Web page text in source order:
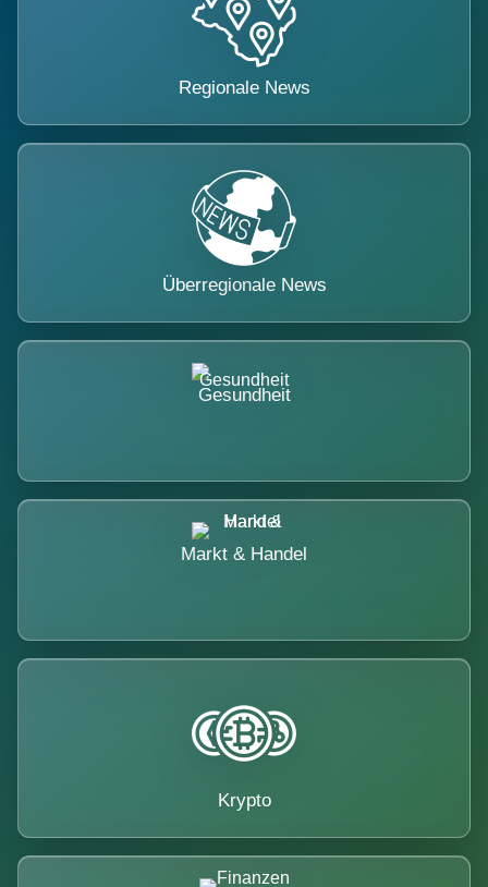
Regionale News
Überregionale News
Gesundheit
Markt & Handel
Krypto